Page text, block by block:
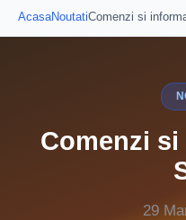
AcasaNoutatiComenzi si
Comenzi
29